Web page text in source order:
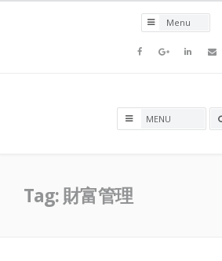
FacebookGoolge+
Tag:財富管理